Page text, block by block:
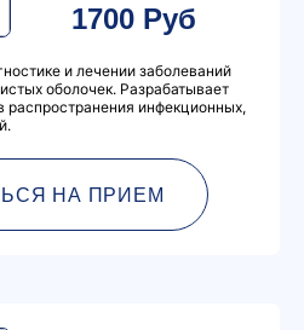
1700 Руб
и лечении заболеваний
оболочек. Разрабатывает
распространения инфекционных,
НА ПРИЕМ